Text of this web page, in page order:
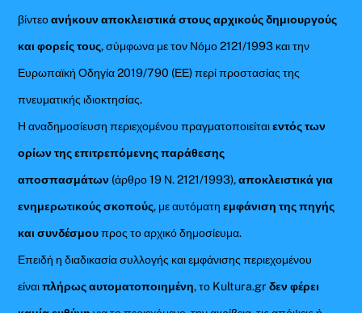
βίντεοανήκουν αποκλειστικά στους αρχικούς δημιουργούς
και φορείς τους, σύμφωνα με τον Νόμο 2121/1993 και την
Ευρωπαϊκή Οδηγία 2019/790 (ΕΕ) περί προστασίας της
πνευματικής ιδιοκτησίας.
Η αναδημοσίευση περιεχομένου πραγματοποιείταιεντός των
ορίων της επιτρεπόμενης παράθεσης
αποσπασμάτων (άρθρο 19 Ν. 2121/1993),αποκλειστικά για
ενημερωτικούς σκοπούς, με αυτόματηεμφάνιση της πηγής
και συνδέσμουπρος το αρχικό δημοσίευμα.
Επειδή η διαδικασία συλλογής και εμφάνισης περιεχομένου
είναιπλήρως αυτοματοποιημένη, το Kultura.grδεν φέρει